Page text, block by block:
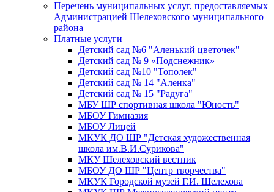
Перечень муниципальных услуг, предоставляемых
Администрацией Шелеховского муниципального
района
Платные услуги
Детский сад №6 "Аленький цветочек"
Детский сад № 9 «Подснежник»
Детский сад №10 "Тополек"
Детский сад № 14 "Аленка"
Детский сад № 15 "Радуга"
МБУ ШР спортивная школа "Юность"
МБОУ Гимназия
МБОУ Лицей
МКУК ДО ШР "Детская художественная
школа им.В.И.Сурикова"
МКУ Шелеховский вестник
МБОУ ДО ШР "Центр творчества"
МКУК Городской музей Г.И. Шелехова